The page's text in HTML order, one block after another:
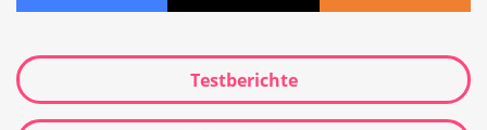
Testberichte